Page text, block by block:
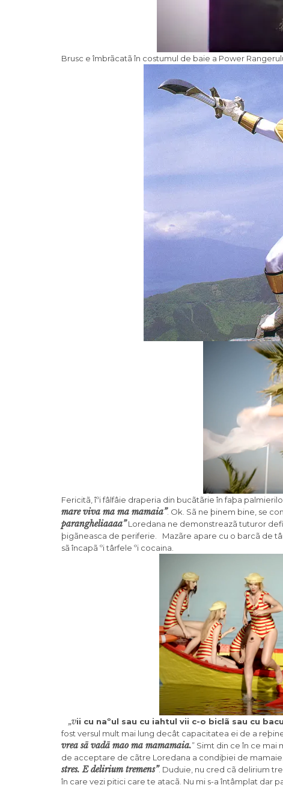
Brusc e îmbrãcatã în costumul de baie a Power
Fericitã, îºi fâlfâie draperia din bucãtãrie în faþa
mare viva ma ma mamaia”. Ok. Sã ne þinem bine, se
parangheliaaaa”Loredana ne demonstreazã tuturor
þigãneasca de periferie. Mazãre apare cu o barcã de
sã încapã ºi târfele ºi cocaina.
„vii cu naºul sau cu iahtul vii c-o biclã sau cu
fost versul mult mai lung decât capacitatea ei de a
vrea sã vadã mao ma mamamaia.” Simt din ce în ce mai
de acceptare de cãtre Loredana a condiþiei de
stres. E delirium tremens”. Duduie, nu cred cã delirium
în care vezi pitici care te atacã. Nu mi s-a întâmplat dar